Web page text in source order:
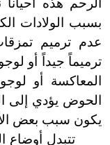
الرحم هذه
بسبب الولادات
عدم ترميم
ترميماً جيداً أو
المعاكسة أو
الحوض يؤدي إلى
يكون سبب بعض
تتبدل أوضاع